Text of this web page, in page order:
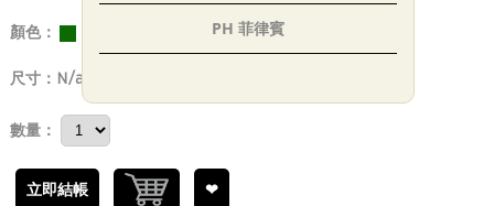
PH 菲律賓
AE 阿聯
顏色：
尺寸： N/a
數量：
立即結帳 ❤